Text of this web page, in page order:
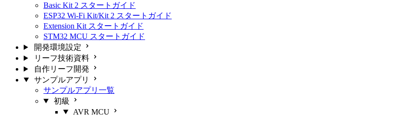
Basic Kit 2 スタートガイド
ESP32 Wi-Fi Kit/Kit 2 スタートガイド
Extension Kit スタートガイド
STM32 MCU スタートガイド
開発環境設定
リーフ技術資料
自作リーフ開発
サンプルアプリ
サンプルアプリ一覧
初級
AVR MCU